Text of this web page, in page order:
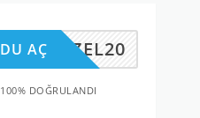
OZEL20
AÇ
100% DOĞRULANDI